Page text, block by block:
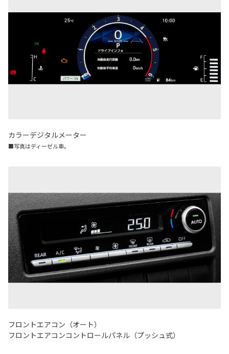
カラーデジタルメーター
■写真はディーゼル車。
フロントエアコン（オート）
フロントエアコンコントロールパネル（プッシュ式）